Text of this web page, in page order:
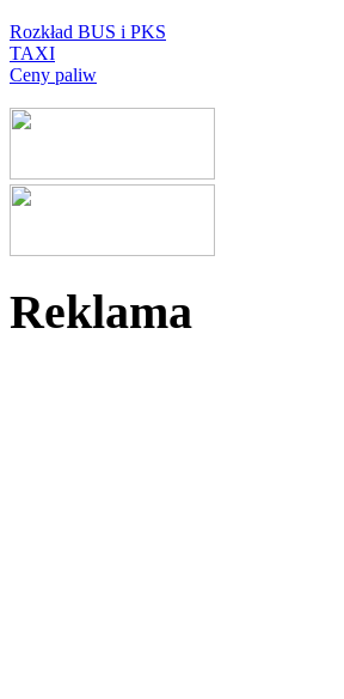
Rozkład BUS i PKS
TAXI
Ceny paliw
Reklama